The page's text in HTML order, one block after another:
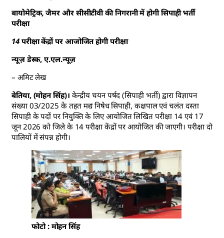
बायोमेट्रिक, जैमर और सीसीटीवी की निगरानी में होगी सिपाही भर्ती
परीक्षा
14 परीक्षा केंद्रों पर आजोजित होगी परीक्षा
न्यूज़ डेस्क, ए.एल.न्यूज़
– अमिट लेख
बेतिया, (मोहन सिंह)। केन्द्रीय चयन पर्षद (सिपाही भर्ती) द्वारा विज्ञापन
संख्या 03/2025 के तहत मद्य निषेध सिपाही, कक्षपाल एवं चलंत दस्ता
सिपाही के पदों पर नियुक्ति के लिए आयोजित लिखित परीक्षा 14 एवं 17
जून 2026 को जिले के 14 परीक्षा केंद्रों पर आयोजित की जाएगी। परीक्षा दो
पालियों में संपन्न होगी।
फोटो : मोहन सिंह